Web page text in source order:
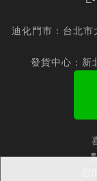
迪化門市：台北
發貨中心：新